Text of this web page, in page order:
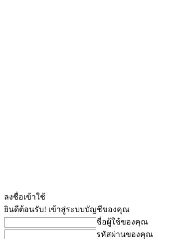
ลงชื่อเข้าใช้
ยินดีต้อนรับ! เข้าสู่ระบบบัญชีของคุณ
ชื่อผู้ใช้ของคุณ
รหัสผ่านของคุณ